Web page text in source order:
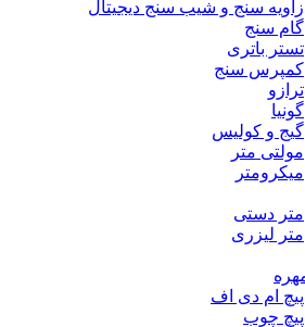
زاویه سنج و شیب سنج دیجیتال
گام سنج
تستر باتری
کمپرس سنج
ترازو
گونیا
گیج و کولیس
مولتی متر
میکرومتر
متر دستی
متر لیزری
پیچ ام دی اف
پیچ چوب